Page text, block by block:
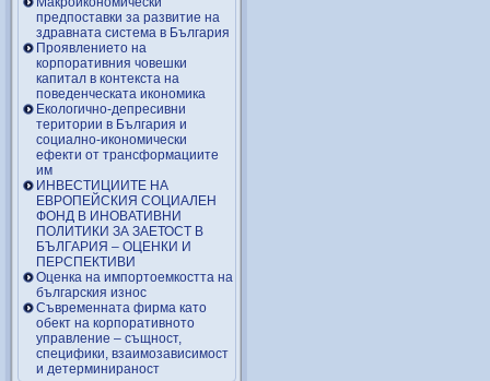
предпоставки за развитие на
здравната система в България
Проявлението на
корпоративния човешки
капитал в контекста на
поведенческата икономика
Екологично-депресивни
територии в България и
социално-икономически
ефекти от трансформациите
им
ИНВЕСТИЦИИТЕ НА
ЕВРОПЕЙСКИЯ СОЦИАЛЕН
ФОНД В ИНОВАТИВНИ
ПОЛИТИКИ ЗА ЗАЕТОСТ В
БЪЛГАРИЯ – OЦЕНКИ И
ПЕРСПЕКТИВИ
Оценка на импортоемкостта на
българския износ
Съвременната фирма като
обект на корпоративното
управление – същност,
специфики, взаимозависимост
и детерминираност